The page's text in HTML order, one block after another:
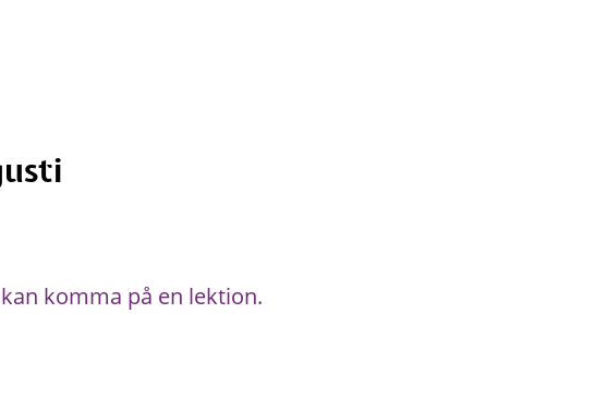
komma på en lektion.